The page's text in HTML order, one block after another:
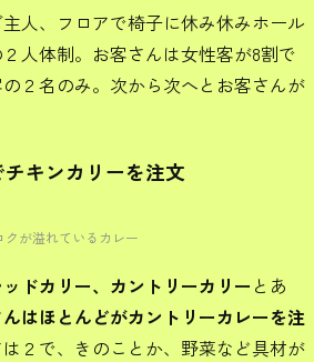
人、フロアで椅子に休み休みホール
人体制。お客さんは女性客が8割で
２名のみ。次から次へとお客さんが
キンカリーを注文
クが溢れているカレー
ドカリー、カントリーカリー とあ
はほとんどがカントリーカレーを注
２で、きのことか、野菜など具材が